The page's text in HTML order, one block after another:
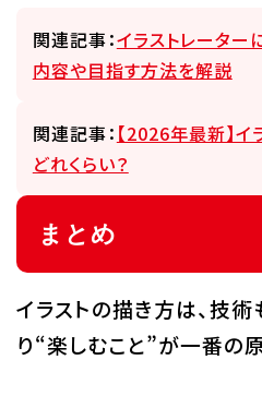
関連記事：イラストレーター
内容や目指す方法を解説
関連記事： 【2026年最新】
どれくらい？
まとめ
イラストの描き方は、技術
り“楽しむこと”が一番の